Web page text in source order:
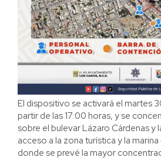
El dispositivo se activará el martes
partir de las 17:00 horas, y se
sobre el bulevar Lázaro Cárdenas y
acceso a la zona turística y la
donde se prevé la mayor